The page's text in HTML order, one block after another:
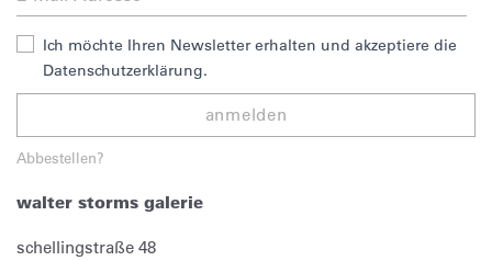
Ich möchte Ihren Newsletter erhalten und akzeptiere die
Datenschutzerklärung.
anmelden
Abbestellen?
walter storms galerie
schellingstraße 48